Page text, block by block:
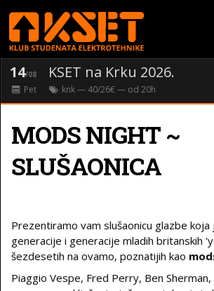
14/08 KSET na Krku 2026.
Pet knk— 40/26€ — od 20h
MODS NIGHT ~
SLUŠAONICA
Prezentiramo vam slušaonicu glazbe koja
generacije i generacije mladih britanskih
šezdesetih na ovamo, poznatijih kao
Piaggio Vespe, Fred Perry, Ben